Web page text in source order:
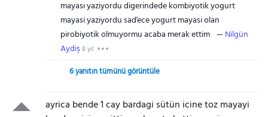
mayası yaziyordu digerindede kombiyotik yogurt
mayasi yaziyordu saďece yogurt mayasi olan
pirobiyotik olmuyormu acaba merak ettim
Nilgün
Aydiş8 yıl
6 yanıtın tümünü görüntüle
ayrica bende 1 cay bardagi sütün icine toz mayayi